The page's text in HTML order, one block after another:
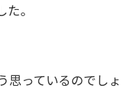
。
思っているのでしょ